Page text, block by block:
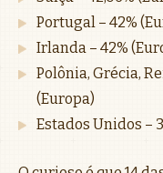
Portugal – 42%
Irlanda – 42%
Polônia, Grécia,
(Europa)
Estados Unidos –